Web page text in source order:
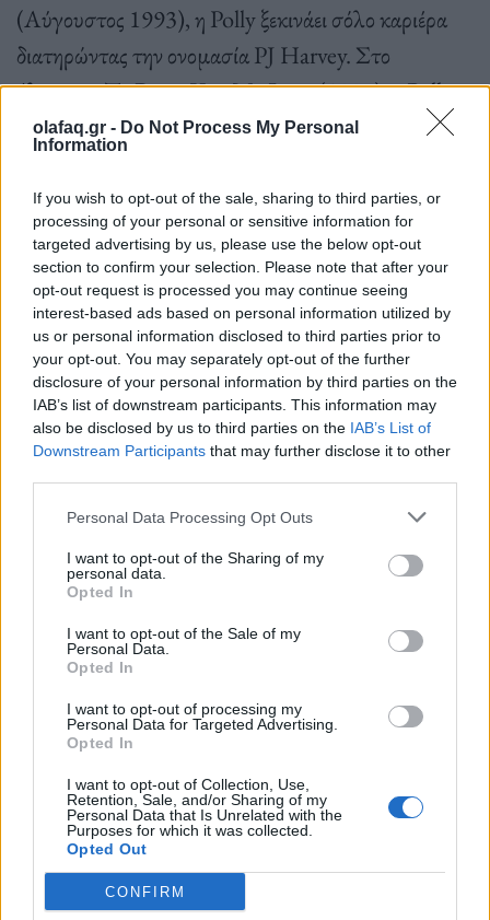
olafaq.gr - Do Not Process My Personal
Information
If you wish to opt-out of the sale, sharing to third parties, or
processing of your personal or sensitive information for
targeted advertising by us, please use the below opt-out
section to confirm your selection. Please note that after your
opt-out request is processed you may continue seeing
interest-based ads based on personal information utilized by
us or personal information disclosed to third parties prior to
your opt-out. You may separately opt-out of the further
disclosure of your personal information by third parties on the
IAB’s list of downstream participants. This information may
also be disclosed by us to third parties on the IAB’s List of
Downstream Participants that may further disclose it to other
Personal Data Processing Opt Outs
I want to opt-out of the Sharing of my
personal data.
Opted In
I want to opt-out of the Sale of my
Personal Data.
Opted In
I want to opt-out of processing my
Personal Data for Targeted Advertising.
Opted In
I want to opt-out of Collection, Use,
Retention, Sale, and/or Sharing of my
Personal Data that Is Unrelated with the
Purposes for which it was collected.
Opted Out
CONFIRM
(Αύγουστος 1993), η Polly ξεκινάει σόλο καριέρα
διατηρώντας την ονομασία PJ Harvey. Στο
άλμπουμ To Bring You My Love (1995), η Polly
συνεργάστηκε με τους Flood (παραγωγή), Mick
Gore (κιθάρα), το οποίο έγινε γρήγορα η βάση της
εναλλακτικής ροκ μουσικής. Το άλμπουμ ήταν
παγκόσμια επιτυχία, συμπεριλαμβάνοντας
σπουδαία τραγούδια (“C’mon Billy”, “Down by
the water”), πουλώντας πάνω από ένα εκατομμύριο
αντίτυπα. Χρησιμοποιώντας έγχορδα όργανα
(strings) και ηλεκτρονικούς ήχους, ψηφίστηκε ως ο
Δίσκος της Χρονιάς από το περιοδικό Rolling Stone
και τις εφημερίδες USA Today, New York Times
και LA Times.
πειραματικό άλμπουμ που δέχτηκε διφορούμενες
κριτικές. Προσωρινά είχε εγκαταλείψει τις κιθάρες
και είχε εστιάσει στη δημιουργία ηλεκτρονικών,
σκοτεινών και μελαγχολικών ήχων.
2000-2006
Το άλμπουμ Stories from the City, Stories from